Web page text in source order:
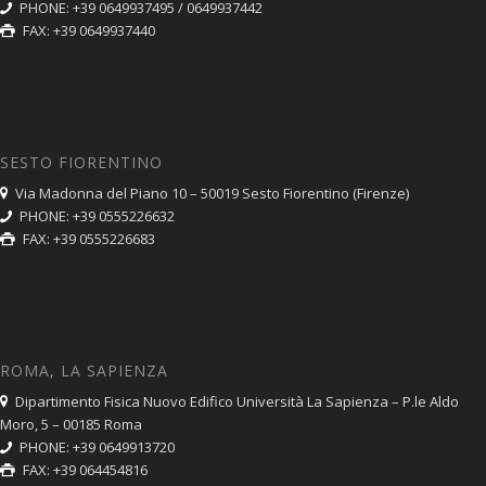
PHONE: +39 0649937495 / 0649937442
FAX: +39 0649937440
SESTO FIORENTINO
Via Madonna del Piano 10 – 50019 Sesto Fiorentino (Firenze)
PHONE: +39 0555226632
FAX: +39 0555226683
ROMA, LA SAPIENZA
Dipartimento Fisica Nuovo Edifico Università La Sapienza – P.le Aldo
Moro, 5 – 00185 Roma
PHONE: +39 0649913720
FAX: +39 064454816